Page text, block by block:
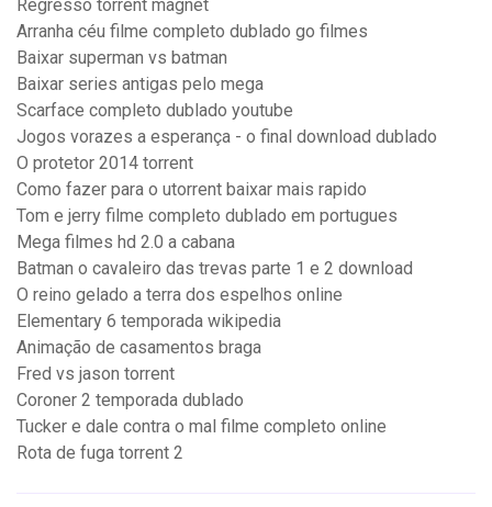
Regresso torrent magnet
Arranha céu filme completo dublado go filmes
Baixar superman vs batman
Baixar series antigas pelo mega
Scarface completo dublado youtube
Jogos vorazes a esperança - o final download dublado
O protetor 2014 torrent
Como fazer para o utorrent baixar mais rapido
Tom e jerry filme completo dublado em portugues
Mega filmes hd 2.0 a cabana
Batman o cavaleiro das trevas parte 1 e 2 download
O reino gelado a terra dos espelhos online
Elementary 6 temporada wikipedia
Animação de casamentos braga
Fred vs jason torrent
Coroner 2 temporada dublado
Tucker e dale contra o mal filme completo online
Rota de fuga torrent 2